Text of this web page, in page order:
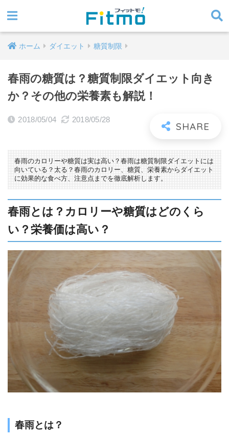
ホーム ダイエット 糖質制限
春雨の糖質は？糖質制限ダイエット向き
か？その他の栄養素も解説！
2018/05/04 2018/05/28
春雨のカロリーや糖質は実は高い？春雨は糖質制限ダイエットには
向いている？太る？春雨のカロリー、糖質、栄養素からダイエット
に効果的な食べ方、注意点までを徹底解析します。
春雨とは？カロリーや糖質はどのくら
い？栄養価は高い？
春雨とは？